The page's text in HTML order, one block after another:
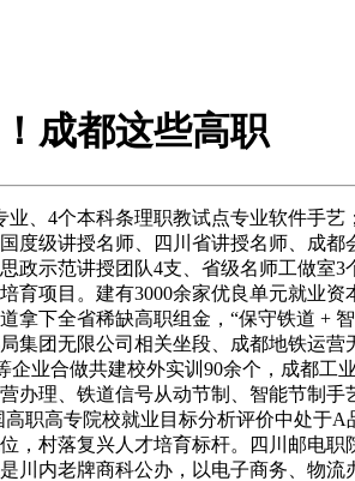
成都这些高职
4个本科条理职教试点专业软件手艺
度级讲授名师、四川省讲授名师、成
政示范讲授团队4支、省级名师工做
项目。建有3000余家优良单元就业
拿下全省稀缺高职组金，“保守铁道 +
集团无限公司相关坐段、成都地铁运
业合做共建校外实训90余个，成都
办理、铁道信号从动节制、智能节制
职高专院校就业目标分析评价中处
，村落复兴人才培育标杆。四川邮电
川内老牌商科公办，以电子商务、物